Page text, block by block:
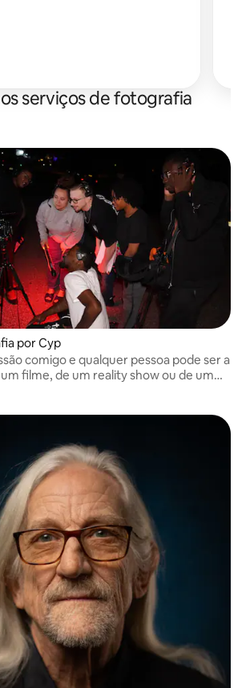
serviços de fotografia
por Cyp
comigo e qualquer pessoa pode ser a
filme, de um reality show ou de um